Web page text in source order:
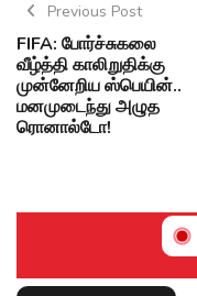
Previous Post
FIFA: போர்ச்சுகலை
வீழ்த்தி காலிறுதிக்கு
முன்னேறிய ஸ்பெயின்..
மனமுடைந்து அழுத
ரொனால்டோ!